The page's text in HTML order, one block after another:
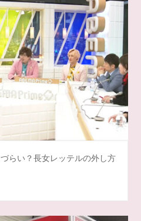
らい？長女レッテルの外し方